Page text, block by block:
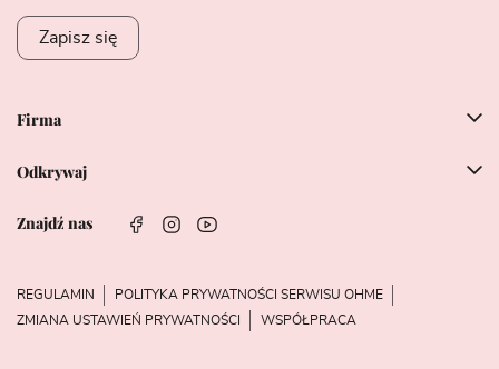
Firma
Odkrywaj
Znajdź nas
Zapisz się
REGULAMIN
POLITYKA PRYWATNOŚCI SERWISU OHME
ZMIANA USTAWIEŃ PRYWATNOŚCI
WSPÓŁPRACA